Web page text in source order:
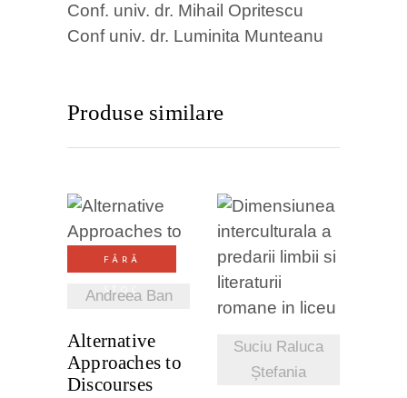
Conf. univ. dr. Mihail Opritescu
Conf univ. dr. Luminita Munteanu
Produse similare
FĂRĂ
STOC
Andreea Ban
VEZI
DETALII
Alternative
Approaches to
Discourses
Suciu Raluca
Ștefania
VEZI
DETALII